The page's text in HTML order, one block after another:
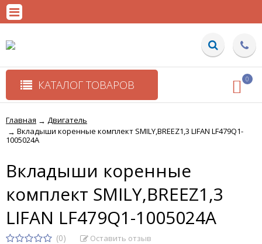
КАТАЛОГ ТОВАРОВ 0
Главная → Двигатель
→ Вкладыши коренные комплект SMILY,BREEZ1,3 LIFAN LF479Q1-
1005024A
Вкладыши коренные
комплект SMILY,BREEZ1,3
LIFAN LF479Q1-1005024A
(0) Оставить отзыв